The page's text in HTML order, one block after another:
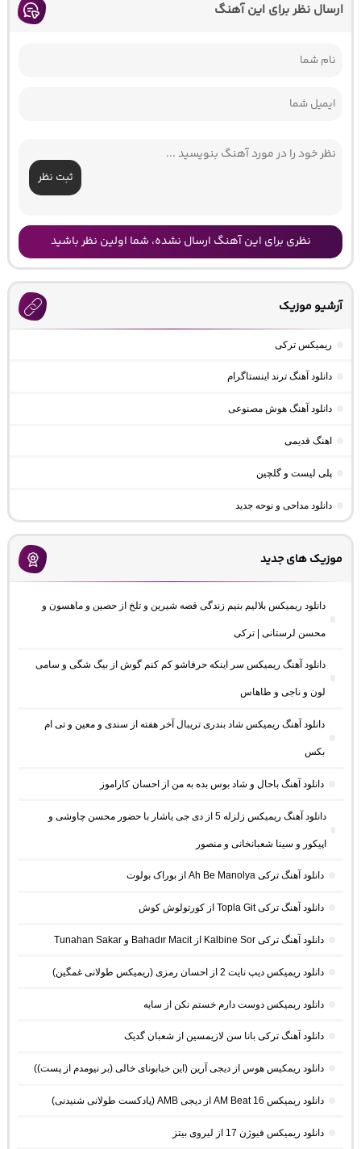
ارسال نظر برای این آهنگ
ثبت نظر
نظری برای این آهنگ ارسال نشده، شما اولین نظر باشید
آرشیو موزیک
ریمیکس ترکی
دانلود آهنگ ترند اینستاگرام
دانلود آهنگ هوش مصنوعی
اهنگ قدیمی
پلی لیست و گلچین
دانلود مداحی و نوحه جدید
موزیک های جدید
دانلود ریمیکس بلالیم بنیم زندگی قصه شیرین و تلخ از حصین و ماهسون و
محسن لرستانی | ترکی
دانلود آهنگ ریمیکس سر اینکه حرفاشو کم کنم گوش از بیگ شگی و سامی
لون و ناجی و طاهاس
دانلود آهنگ ریمیکس شاد بندری تریبال آخر هفته از سندی و معین و تی ام
بکس
دانلود آهنگ باحال و شاد بوس بده به من از احسان کاراموز
دانلود آهنگ ریمیکس زلزله 5 از دی جی یاشار با حضور محسن چاوشی و
اپیکور و سینا شعبانخانی و منصور
دانلود آهنگ ترکی Ah Be Manolya از بوراک بولوت
دانلود آهنگ ترکی Topla Git از کورتولوش کوش
دانلود آهنگ ترکی Kalbine Sor از Bahadır Macit و Tunahan Sakar
دانلود ریمیکس دیپ نایت 2 از احسان رمزی (ریمیکس طولانی غمگین)
دانلود ریمیکس دوست دارم خستم نکن از سایه
دانلود آهنگ ترکی بانا سن لازیمسین از شعبان گدیک
دانلود ریمکیس هوس از دیجی آرین (این خیابونای خالی (بر نیومدم از پست))
دانلود ریمیکس AM Beat 16 از دیجی AMB (پادکست طولانی شنیدنی)
دانلود ریمیکس فیوژن 17 از لیروی بیتز